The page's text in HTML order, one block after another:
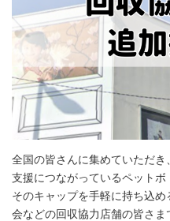
全国の皆さんに集めていただ
支援につながっているペットボ
そのキャップを手軽に持ち込
会などの回収協力店舗の皆さま